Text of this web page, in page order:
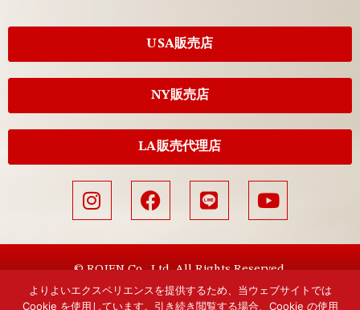
USA販売店
NY販売店
LA販売代理店
© ROJEN Co., Ltd. All Rights Reserved.
よりよいエクスペリエンスを提供するため、当ウェブサイトでは
Cookie を使用しています。引き続き閲覧する場合、Cookie の使用